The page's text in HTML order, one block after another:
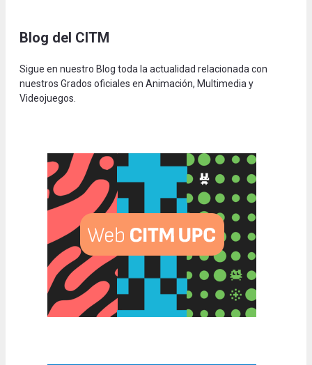
Blog del CITM
Sigue en nuestro Blog toda la actualidad relacionada con
nuestros Grados oficiales en Animación, Multimedia y
Videojuegos.